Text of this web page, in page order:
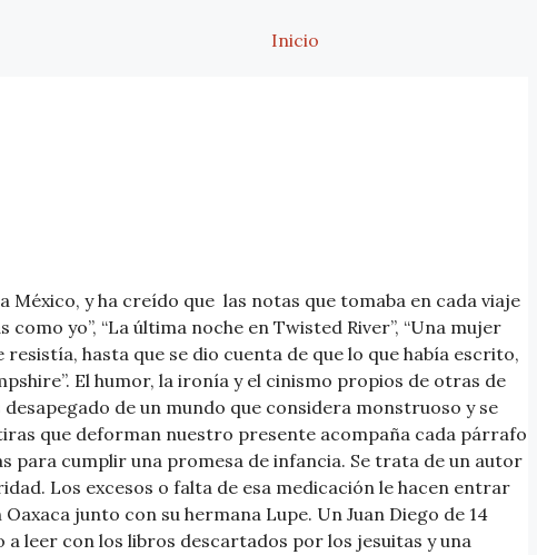
Inicio
y ha creído que las notas que tomaba en cada viaje
yo”, “La última noche en Twisted River”, “Una mujer
hasta que se dio cuenta de que lo que había escrito,
El humor, la ironía y el cinismo propios de otras de
de un mundo que considera monstruoso y se
que deforman nuestro presente acompaña cada párrafo
para cumplir una promesa de infancia. Se trata de un autor
Los excesos o falta de esa medicación le hacen entrar
junto con su hermana Lupe. Un Juan Diego de 14
leer con los libros descartados por los jesuitas y una